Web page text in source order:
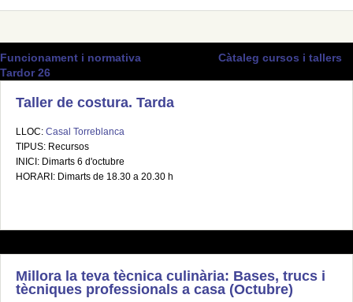
Funcionament i normativa
Càtaleg cursos i tallers
Tardor 26
Taller de costura. Tarda
LLOC: Casal Torreblanca
TIPUS: Recursos
INICI: Dimarts 6 d'octubre
HORARI: Dimarts de 18.30 a 20.30 h
Millora la teva tècnica culinària: Bases, trucs i
tècniques professionals a casa (Octubre)